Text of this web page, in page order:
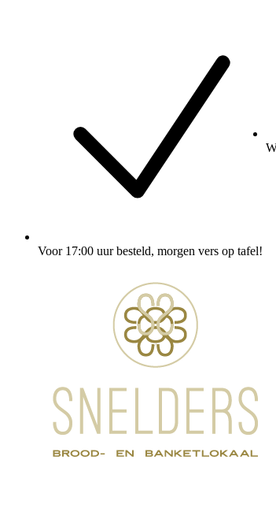
Voor 17:00 uur besteld, morgen vers op tafel!